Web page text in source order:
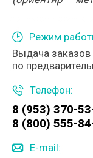
Режим
Выдача заказов
по
Телефон:
8 (953) 370-
8 (800) 555-
E-mail: